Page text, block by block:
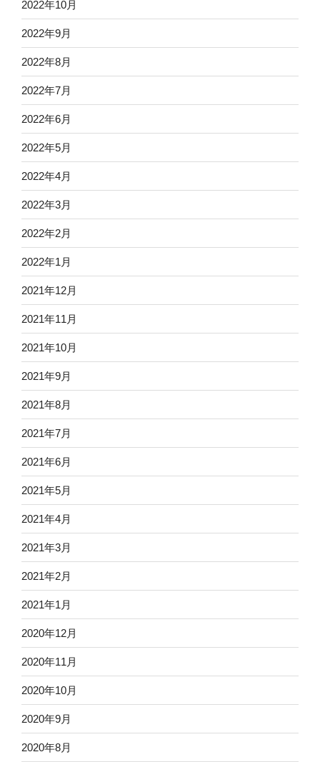
2022年10月
2022年9月
2022年8月
2022年7月
2022年6月
2022年5月
2022年4月
2022年3月
2022年2月
2022年1月
2021年12月
2021年11月
2021年10月
2021年9月
2021年8月
2021年7月
2021年6月
2021年5月
2021年4月
2021年3月
2021年2月
2021年1月
2020年12月
2020年11月
2020年10月
2020年9月
2020年8月